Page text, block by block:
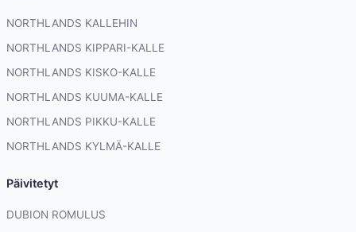
NORTHLANDS KALLEHIN
NORTHLANDS KIPPARI-KALLE
NORTHLANDS KISKO-KALLE
NORTHLANDS KUUMA-KALLE
NORTHLANDS PIKKU-KALLE
NORTHLANDS KYLMÄ-KALLE
Päivitetyt
DUBION ROMULUS